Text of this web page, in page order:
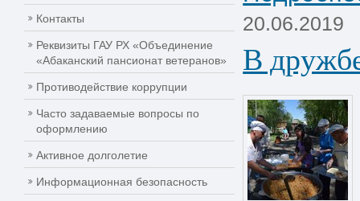
Контакты
Реквизиты ГАУ РХ «Объединение
«Абаканский пансионат ветеранов»
Противодействие коррупции
Часто задаваемые вопросы по
оформлению
Активное долголетие
Информационная безопасность
20.06.2019
В